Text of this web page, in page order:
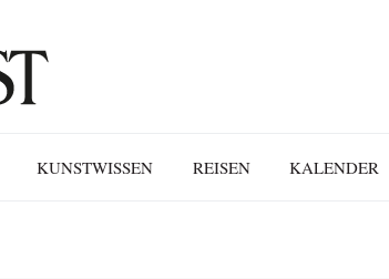
KUNSTWISSEN REISEN KALENDER